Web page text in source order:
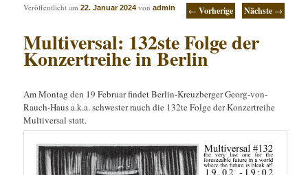
Artikelnavigation ← Vorherige Nächste →
Multiversal: 132ste Folge der
Konzertreihe in Berlin
Veröffentlicht am22. Januar 2024 vonadmin
Am Montag den 19 Februar findet Berlin-Kreuzberger Georg-von-
Rauch-Haus a.k.a. schwester rauch die 132te Folge der Konzertreihe
Multiversal statt.